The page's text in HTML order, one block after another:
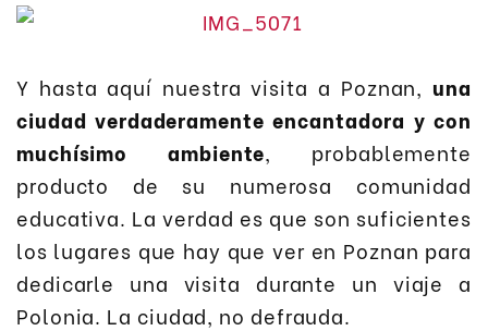
Y hasta aquí nuestra visita a Poznan, una
ciudad verdaderamente encantadora y con
muchísimo ambiente, probablemente
producto de su numerosa comunidad
educativa. La verdad es que son suficientes
los lugares que hay que ver en Poznan para
dedicarle una visita durante un viaje a
Polonia. La ciudad, no defrauda.